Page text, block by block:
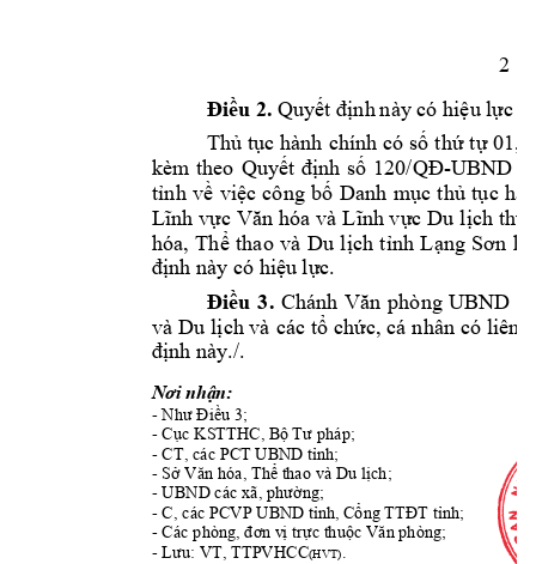
2
Điều 2. Quyết định này có hiệu lực
Thủ tục hành chính có số thứ tự 01,
kèm theo Quyết định số 120/QĐ-UBND
tỉnh về việc công bố Danh mục thủ tục h
Lĩnh vực Văn hóa và Lĩnh vực Du lịch
hóa, Thể thao và Du lịch tỉnh Lạng Sơn
định này có hiệu lực.
Điều 3. Chánh Văn phòng UBND
và Du lịch và các tổ chức, cá nhân có liên
định này./.
Nơi nhận:
- Như Điều 3;
- Cục KSTTHC, Bộ Tư pháp;
- CT, các PCT UBND tỉnh;
- Sở Văn hóa, Thể thao và Du lịch;
- UBND các xã, phường;
- C, các PCVP UBND tỉnh, Cổng TTĐT tỉnh;
- Các phòng, đơn vị trực thuộc Văn phòng;
- Lưu: VT, TTPVHCC(HVT).